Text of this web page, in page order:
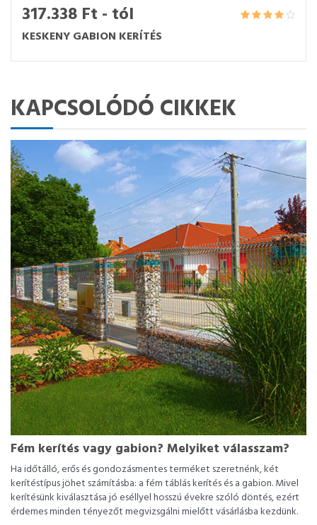
317.338 Ft - tól
KESKENY GABION KERÍTÉS
KAPCSOLÓDÓ CIKKEK
Fém kerítés vagy gabion? Melyiket válasszam?
Ha időtálló, erős és gondozásmentes terméket szeretnénk, két
kerítéstípus jöhet számításba: a fém táblás kerítés és a gabion. Mivel
kerítésünk kiválasztása jó eséllyel hosszú évekre szóló döntés, ezért
érdemes minden tényezőt megvizsgálni mielőtt vásárlásba kezdünk.